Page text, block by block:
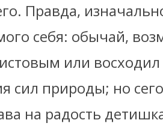
Правда,
себя: обычай,
или
сил природы; но
на радость